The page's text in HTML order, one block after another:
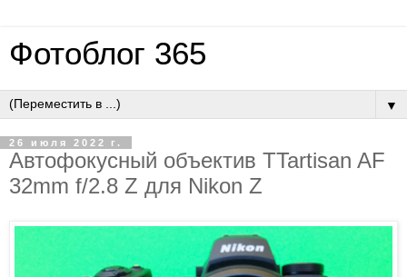
Фотоблог 365
▼
26 июля 2022 г.
Автофокусный объектив TTartisan AF
32mm f/2.8 Z для Nikon Z